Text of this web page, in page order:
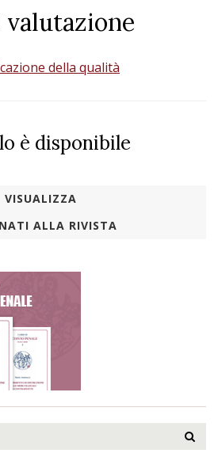
valutazione
della qualità
è disponibile
VISUALIZZA
ALLA RIVISTA